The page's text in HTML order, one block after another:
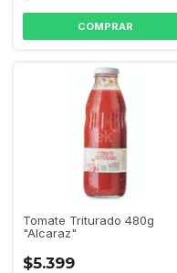
Tomate Triturado 480g
"Alcaraz"
$5.399